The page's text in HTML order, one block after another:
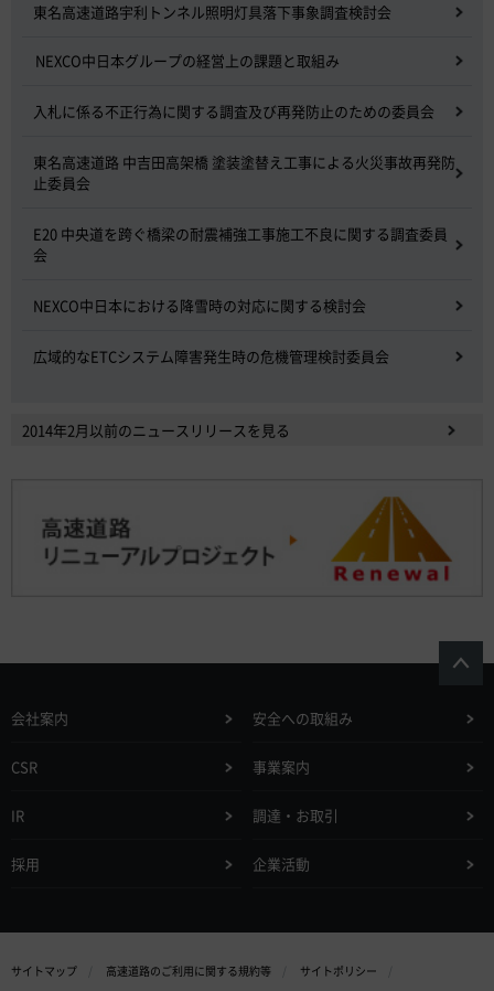
東名高速道路宇利トンネル照明灯具落下事象調査検討会
NEXCO中日本グループの経営上の課題と取組み
入札に係る不正行為に関する調査及び再発防止のための委員会
東名高速道路 中吉田高架橋 塗装塗替え工事による火災事故再発防
止委員会
E20 中央道を跨ぐ橋梁の耐震補強工事施工不良に関する調査委員
会
NEXCO中日本における降雪時の対応に関する検討会
広域的なETCシステム障害発生時の危機管理検討委員会
2014年2月以前のニュースリリースを見る
会社案内 安全への取組み
CSR 事業案内
IR 調達・お取引
採用 企業活動
サイトマップ 高速道路のご利用に関する規約等 サイトポリシー